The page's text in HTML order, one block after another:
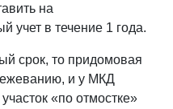
на
учет в течение 1 года.
срок, то придомовая
и у МКД
«по отмостке»